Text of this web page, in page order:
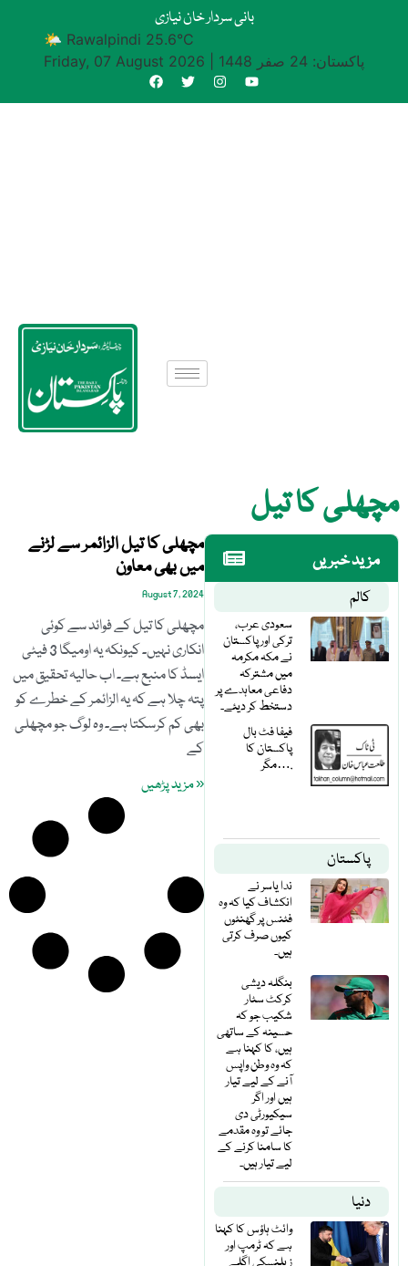
بانی سردار خان نیازی
🌤 Rawalpindi 25.6°C
Friday, 07 August 2026
پاکستان: 24 صفر 1448
مچھلی کا تیل
مزید خبریں
کالم
سعودی عرب،
ترکی اور پاکستان
نے مکہ مکرمہ
میں مشترکہ
دفاعی معاہدے پر
دستخط کر دیئے۔
فیفا فٹ بال
پاکستان کا
مگر….
پاکستان
ندا یاسر نے
انکشاف کیا کہ وہ
فٹنس پر گھنٹوں
کیوں صرف کرتی
ہیں۔
بنگلہ دیشی
کرکٹ سٹار
شکیب جو کہ
حسینہ کے ساتھی
ہیں، کا کہنا ہے
کہ وہ وطن واپس
آنے کے لیے تیار
ہیں اور اگر
سیکیورٹی دی
جائے تو وہ مقدمے
کا سامنا کرنے کے
لیے تیار ہیں۔
دنیا
وائٹ ہاؤس کا کہنا
ہے کہ ٹرمپ اور
مچھلی کا تیل الزائمر سے لڑنے
میں بھی معاون
August 7, 2024
مچھلی کا تیل کے فوائد سے کوئی
انکاری نہیں۔ کیونکہ یہ اومیگا 3 فیٹی
ایسڈ کا منبع ہے۔ اب حالیہ تحقیق میں
پتہ چلا ہے کہ یہ الزائمر کے خطرے کو
بھی کم کرسکتا ہے۔ وہ لوگ جو مچھلی
کے
« مزید پڑھیں